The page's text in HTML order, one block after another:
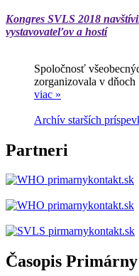
Kongres SVLS 2018
vystavovateľov a hostí
Spoločnosť
zorganizovala v dňoch
viac »
Archív starších
Partneri
Časopis